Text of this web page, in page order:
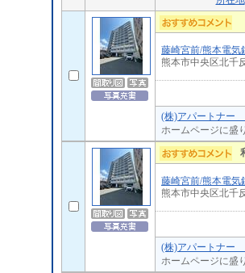
藤崎宮前/熊本電気
熊本市中央区北千
(株)アパートナー
ホームページに盛
藤崎宮前/熊本電気
熊本市中央区北千
(株)アパートナー
ホームページに盛